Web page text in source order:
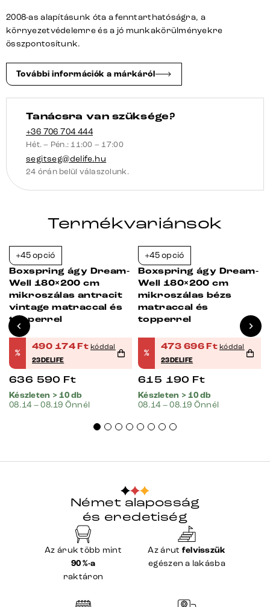
bonell
matrac
2008-as alapításunk óta a fenntarthatóságra, a
környezetvédelemre és a jó munkakörülményekre
összpontosítunk.
További információk a márkáról
Tanácsra van szüksége?
+36 706 704 444
Hét. – Pén.: 11:00 – 17:00
segitseg@delife.hu
24 órán belül válaszolunk.
Termékvariánsok
+45 opció
Boxspring ágy Dream-
Well 180×200 cm
mikroszálas antracit
vintage matraccal és
topperrel
%
490 174Ft kóddal
23DELIFE
636 590 Ft
Készleten > 10 db
08.14 – 08.19 Önnél
+45 opció
Boxspring ágy Dream-
Well 180×200 cm
mikroszálas bézs
matraccal és
topperrel
%
473 696Ft kóddal
23DELIFE
615 190 Ft
Készleten > 10 db
08.14 – 08.19 Önnél
Német alaposság
és eredetiség
Az áruk több mint
90 %-a
raktáron
Az árut felvisszük
egészen a lakásba